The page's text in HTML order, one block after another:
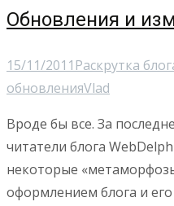
Обновления и
15/11/2011 Раскрутка
обновленияVlad
Вроде бы все. За
читатели блога
некоторые
оформлением блога и